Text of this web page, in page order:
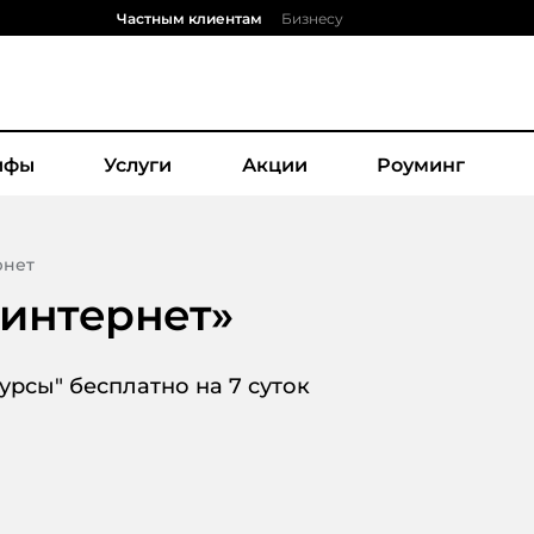
Частным клиентам Бизнесу
Услуги Акции Роуминг
»
бесплатно на 7 суток